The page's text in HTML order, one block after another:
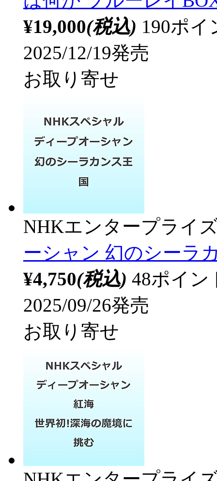
¥19,000(税込) 190ポ
2025/12/19発売
お取り寄せ
NHKエンタープライ
ーシャン 幻のシーラ
¥4,750(税込) 48ポイ
2025/09/26発売
お取り寄せ